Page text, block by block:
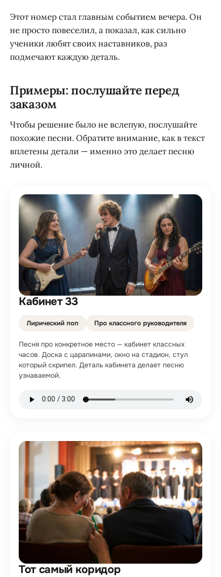
Этот номер стал главным событием вечера. Он
не просто повеселил, а показал, как сильно
ученики любят своих наставников, раз
подмечают каждую деталь.
Примеры: послушайте перед
заказом
Чтобы решение было не вслепую, послушайте
похожие песни. Обратите внимание, как в текст
вплетены детали — именно это делает песню
личной.
Кабинет 33
Лирический поп Про классного руководителя
Песня про конкретное место — кабинет классных
часов. Доска с царапинами, окно на стадион, стул
который скрипел. Деталь кабинета делает песню
узнаваемой.
Тот самый коридор